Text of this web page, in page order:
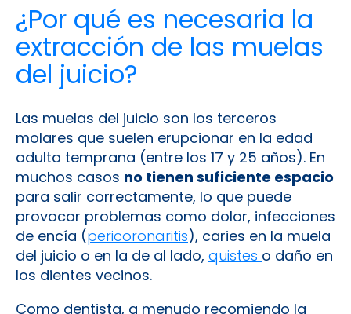
¿Por qué es necesaria la
extracción de las muelas
del juicio?
Las muelas del juicio son los terceros
molares que suelen erupcionar en la edad
adulta temprana (entre los 17 y 25 años). En
muchos casos no tienen suficiente espacio
para salir correctamente, lo que puede
provocar problemas como dolor, infecciones
de encía (pericoronaritis), caries en la muela
del juicio o en la de al lado, quistes o daño en
los dientes vecinos.
Como dentista, a menudo recomiendo la